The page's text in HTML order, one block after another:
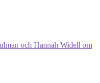
och Hannah Widell om